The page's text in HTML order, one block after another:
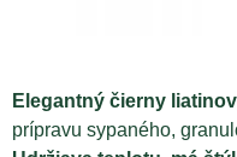
Elegantný čierny
prípravu sypaného,